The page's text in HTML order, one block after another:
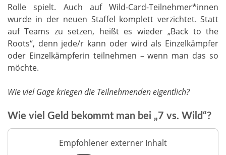
Rolle spielt. Auch auf Wild-Card-Teilnehmer*innen
wurde in der neuen Staffel komplett verzichtet. Statt
auf Teams zu setzen, heißt es wieder „Back to the
Roots“, denn jede/r kann oder wird als Einzelkämpfer
oder Einzelkämpferin teilnehmen – wenn man das so
möchte.
Wie viel Gage kriegen die Teilnehmenden eigentlich?
Wie viel Geld bekommt man bei „7 vs. Wild“?
Empfohlener externer Inhalt